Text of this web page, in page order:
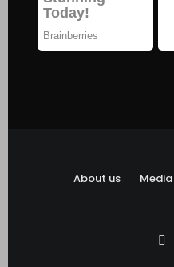
About us